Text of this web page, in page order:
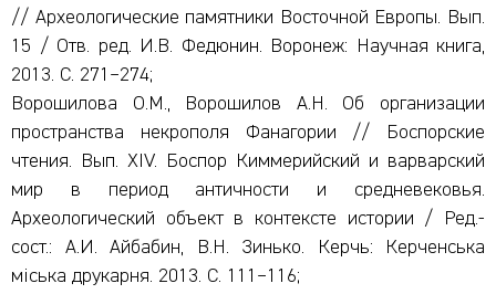
// Археологические памятники Восточной Европы. Вып.
15 / Отв. ред. И.В. Федюнин. Воронеж: Научная книга,
2013. С. 271–274;
Ворошилова О.М., Ворошилов А.Н. Об организации
пространства некрополя Фанагории // Боспорские
чтения. Вып. XIV. Боспор Киммерийский и варварский
мир в период античности и средневековья.
Археологический объект в контексте истории / Ред.-
сост.: А.И. Айбабин, В.Н. Зинько. Керчь: Керченська
мiська друкарня. 2013. С. 111–116;